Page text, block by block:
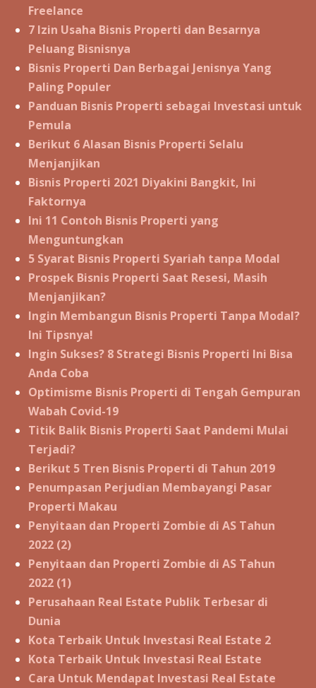
Freelance
7 Izin Usaha Bisnis Properti dan Besarnya
Peluang Bisnisnya
Bisnis Properti Dan Berbagai Jenisnya Yang
Paling Populer
Panduan Bisnis Properti sebagai Investasi untuk
Pemula
Berikut 6 Alasan Bisnis Properti Selalu
Menjanjikan
Bisnis Properti 2021 Diyakini Bangkit, Ini
Faktornya
Ini 11 Contoh Bisnis Properti yang
Menguntungkan
5 Syarat Bisnis Properti Syariah tanpa Modal
Prospek Bisnis Properti Saat Resesi, Masih
Menjanjikan?
Ingin Membangun Bisnis Properti Tanpa Modal?
Ini Tipsnya!
Ingin Sukses? 8 Strategi Bisnis Properti Ini Bisa
Anda Coba
Optimisme Bisnis Properti di Tengah Gempuran
Wabah Covid-19
Titik Balik Bisnis Properti Saat Pandemi Mulai
Terjadi?
Berikut 5 Tren Bisnis Properti di Tahun 2019
Penumpasan Perjudian Membayangi Pasar
Properti Makau
Penyitaan dan Properti Zombie di AS Tahun
2022 (2)
Penyitaan dan Properti Zombie di AS Tahun
2022 (1)
Perusahaan Real Estate Publik Terbesar di
Dunia
Kota Terbaik Untuk Investasi Real Estate 2
Kota Terbaik Untuk Investasi Real Estate
Cara Untuk Mendapat Investasi Real Estate